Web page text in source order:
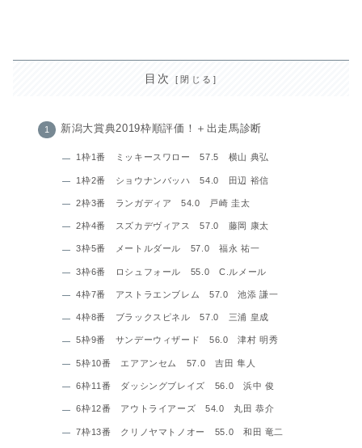
目次
新潟大賞典2019枠順評価！＋出走馬診断
1枠1番 ミッキースワロー 57.5 横山 典弘
1枠2番 ショウナンバッハ 54.0 田辺 裕信
2枠3番 ランガディア 54.0 戸崎 圭太
2枠4番 スズカデヴィアス 57.0 藤岡 康太
3枠5番 メートルダール 57.0 福永 祐一
3枠6番 ロシュフォール 55.0 C.ルメール
4枠7番 アストラエンブレム 57.0 池添 謙一
4枠8番 ブラックスピネル 57.0 三浦 皇成
5枠9番 サンデーウィザード 56.0 津村 明秀
5枠10番 エアアンセム 57.0 吉田 隼人
6枠11番 ダッシングブレイズ 56.0 浜中 俊
6枠12番 アウトライアーズ 54.0 丸田 恭介
7枠13番 クリノヤマトノオー 55.0 和田 竜二